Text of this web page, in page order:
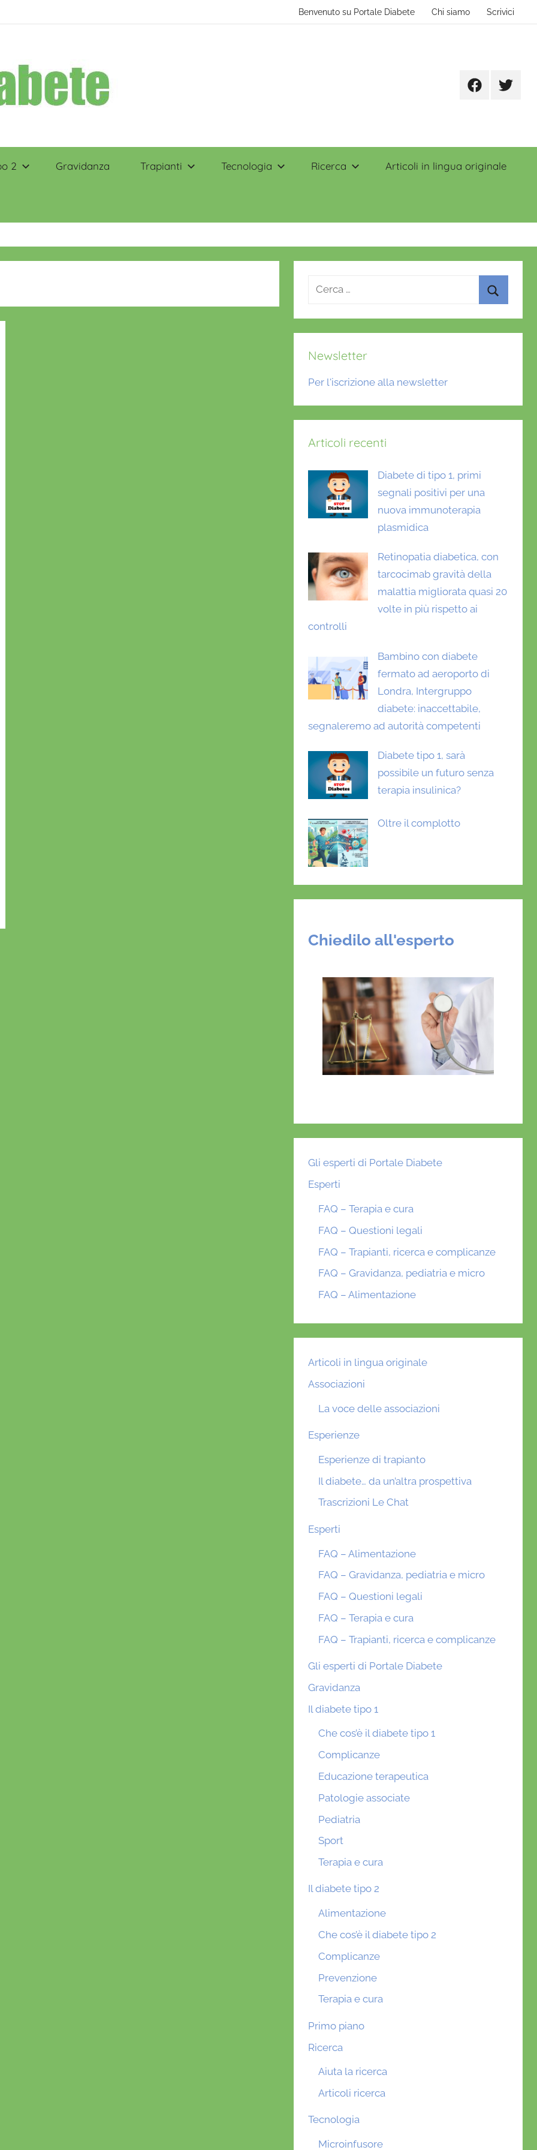
Benvenuto su Portale Diabete Chi siamo Scrivici
FacebookTwitter
2 Gravidanza Trapianti Tecnologia Ricerca Articoli in lingua originale
Ricerca
Newsletter
Per l'iscrizione alla newsletter
Articoli recenti
Diabete di tipo 1, primi
segnali positivi per una
nuova immunoterapia
plasmidica
Retinopatia diabetica, con
tarcocimab gravità della
malattia migliorata quasi 20
volte in più rispetto ai
controlli
Bambino con diabete
fermato ad aeroporto di
Londra, Intergruppo
diabete: inaccettabile,
segnaleremo ad autorità competenti
Diabete tipo 1, sarà
possibile un futuro senza
terapia insulinica?
Oltre il complotto
Chiedilo all'esperto
Gli esperti di Portale Diabete
Esperti
FAQ – Terapia e cura
FAQ – Questioni legali
FAQ – Trapianti, ricerca e complicanze
FAQ – Gravidanza, pediatria e micro
FAQ – Alimentazione
Articoli in lingua originale
Associazioni
La voce delle associazioni
Esperienze
Esperienze di trapianto
Il diabete… da un’altra prospettiva
Trascrizioni Le Chat
Esperti
FAQ – Alimentazione
FAQ – Gravidanza, pediatria e micro
FAQ – Questioni legali
FAQ – Terapia e cura
FAQ – Trapianti, ricerca e complicanze
Gli esperti di Portale Diabete
Gravidanza
Il diabete tipo 1
Che cos’è il diabete tipo 1
Complicanze
Educazione terapeutica
Patologie associate
Pediatria
Sport
Terapia e cura
Il diabete tipo 2
Alimentazione
Che cos’è il diabete tipo 2
Complicanze
Prevenzione
Terapia e cura
Primo piano
Ricerca
Aiuta la ricerca
Articoli ricerca
Tecnologia
Microinfusore